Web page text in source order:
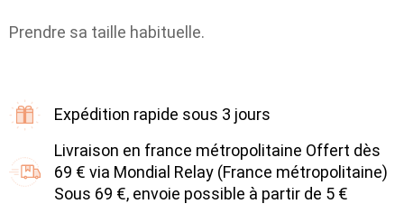
Prendre sa taille habituelle.
Expédition rapide sous 3 jours
Livraison en france métropolitaine Offert dès
69 € via Mondial Relay (France métropolitaine)
Sous 69 €, envoie possible à partir de 5 €